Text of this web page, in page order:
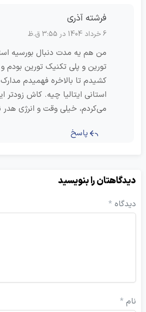
فرشته آذری
من هم یه مدت دنبال بورسیه استانی
تورین و پلی تکنیک تورین بودم و خیلی
کشیدم تا بالاخره فهمیدم مدارک لازم
استانی ایتالیا چیه. کاش زودتر این
می‌کردم، خیلی وقت و انرژی هدر نرفته
پاسخ
را بنویسید